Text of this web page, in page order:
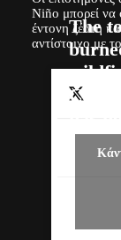
Niño μπορεί να
έντονη ζέστη
αντίστοιχο με
The
a